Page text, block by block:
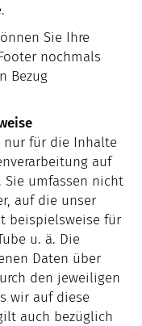
Sie Ihre
nochmals
Bezug
nur für die Inhalte
auf
Sie umfassen nicht
auf die unser
beispielsweise für
u. ä. Die
Daten über
den jeweiligen
wir auf diese
auch bezüglich